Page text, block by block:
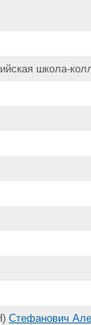
школа-
Стефанович